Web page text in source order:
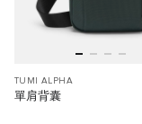
TUMI ALPHA
單肩背囊